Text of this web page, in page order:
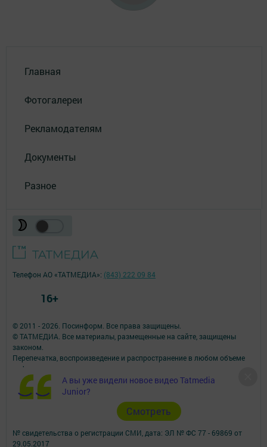
Главная
Фотогалереи
Рекламодателям
Документы
Разное
А вы уже видели новое видео Tatmedia
Junior?
Cмотреть
© 2011 - 2026. Посинформ. Все права защищены.
© ТАТМЕДИА. Все материалы, размещенные на сайте, защищены
законом.
Перепечатка, воспроизведение и распространение в любом объеме
информации,
размещенной на сайте, возможна только с письменного согласия
редакций СМИ.
При поддержке Республиканского агентства по печати и массовым
Наименование СМИ: Посинформ
№ свидетельства о регистрации СМИ, дата: ЭЛ № ФС 77 - 69869 от
29.05.2017
Телефон АО «ТАТМЕДИА»: (843) 222 09 84
16+